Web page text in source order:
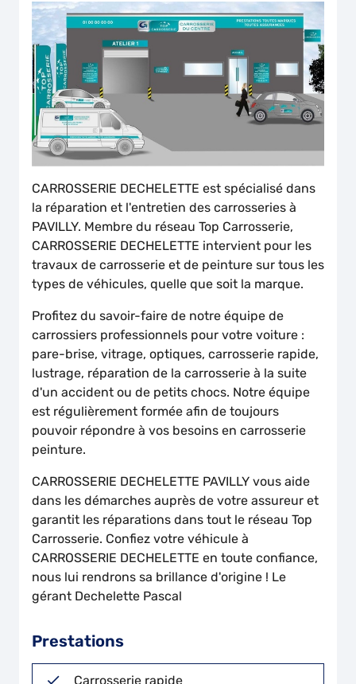
CARROSSERIE DECHELETTE est spécialisé dans
la réparation et l'entretien des carrosseries à
PAVILLY. Membre du réseau Top Carrosserie,
CARROSSERIE DECHELETTE intervient pour les
travaux de carrosserie et de peinture sur tous les
types de véhicules, quelle que soit la marque.
Profitez du savoir-faire de notre équipe de
carrossiers professionnels pour votre voiture :
pare-brise, vitrage, optiques, carrosserie rapide,
lustrage, réparation de la carrosserie à la suite
d'un accident ou de petits chocs. Notre équipe
est régulièrement formée afin de toujours
pouvoir répondre à vos besoins en carrosserie
peinture.
CARROSSERIE DECHELETTE PAVILLY vous aide
dans les démarches auprès de votre assureur et
garantit les réparations dans tout le réseau Top
Carrosserie. Confiez votre véhicule à
CARROSSERIE DECHELETTE en toute confiance,
nous lui rendrons sa brillance d'origine ! Le
gérant Dechelette Pascal
Prestations
Carrosserie rapide